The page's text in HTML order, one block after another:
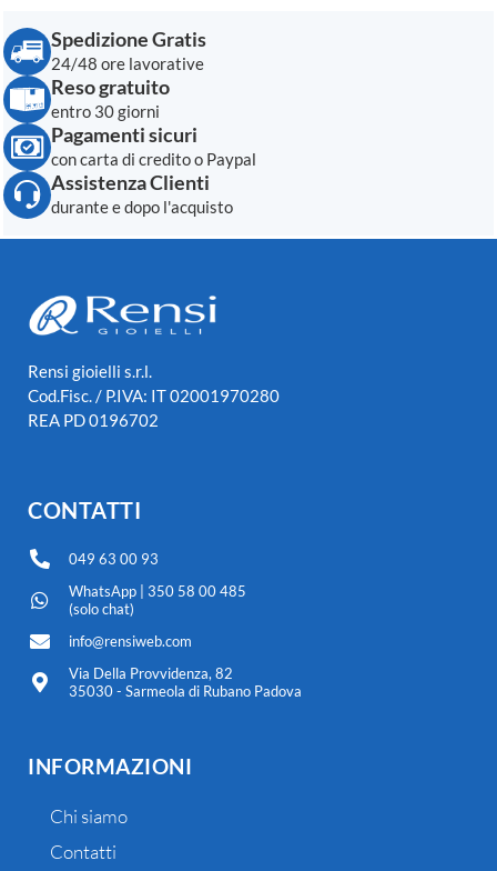
Spedizione Gratis
24/48 ore lavorative
Reso gratuito
entro 30 giorni
Pagamenti sicuri
con carta di credito o Paypal
Assistenza Clienti
durante e dopo l'acquisto
Rensi gioielli s.r.l.
Cod.Fisc. / P.IVA: IT 02001970280
REA PD 0196702
CONTATTI
049 63 00 93
WhatsApp | 350 58 00 485
(solo chat)
info@rensiweb.com
Via Della Provvidenza, 82
35030 - Sarmeola di Rubano Padova
INFORMAZIONI
Chi siamo
Contatti